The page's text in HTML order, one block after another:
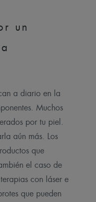
un
a diario en la
Muchos
por tu piel.
aún más. Los
que
el caso de
con láser e
que pueden